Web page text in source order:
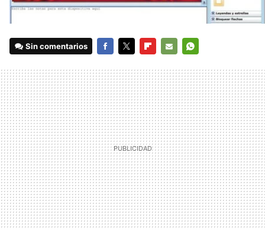
Sin comentarios
MAIL